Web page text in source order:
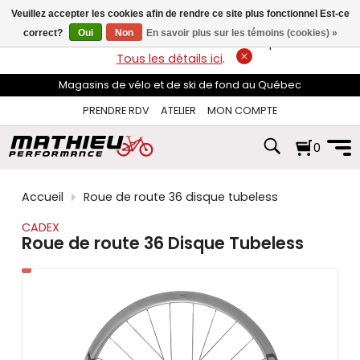
flèches
haut
et
pour
sélectionner
disponible.
Appuyez
pour
au
résultat
de
d'appareils
tactiles
peuvent
LIVRAISON GRATUITEsur les commandes de plus de 74$*.
Tous les détails ici.
Magasins de vélo et de ski de fond au Québec
PRENDRE RDV
ATELIER MON COMPTE
0
Accueil
Roue de route 36 disque tubeless
CADEX
Roue de route 36 Disque Tubeless
Veuillez accepter les cookies afin de rendre ce site plus fonctionnel Est-ce
correct?
Oui Non En savoir plus sur les témoins (cookies) »